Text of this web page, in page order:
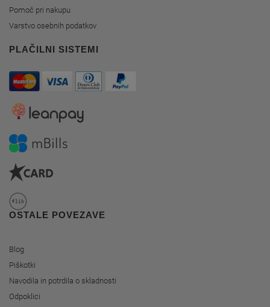
Pomoč pri nakupu
Varstvo osebnih podatkov
PLAČILNI SISTEMI
OSTALE POVEZAVE
Blog
Piškotki
Navodila in potrdila o skladnosti
Odpoklici